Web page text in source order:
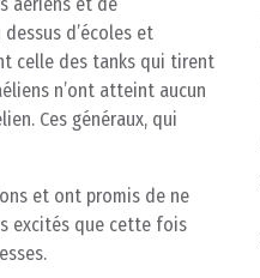
aériens et de
d’écoles et
celle des tanks qui tirent
n’ont atteint aucun
Ces généraux, qui
et ont promis de ne
excités que cette fois